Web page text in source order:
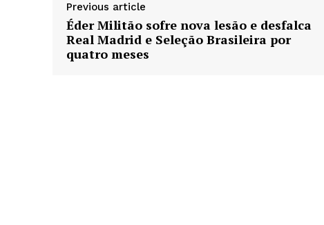
Previous article
Éder Militão sofre nova lesão e desfalca
Real Madrid e Seleção Brasileira por
quatro meses